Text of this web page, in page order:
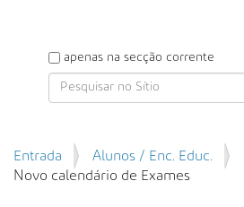
P
e
i
s
apenas na secção corrente
P
e
Entrada Alunos / Enc. Educ.
Novo calendário de Exames